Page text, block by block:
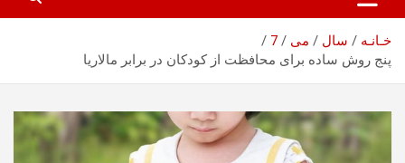
خـانـه سال می
7
پنج روش ساده برای محافظت از کودکان در برابر مالاریا